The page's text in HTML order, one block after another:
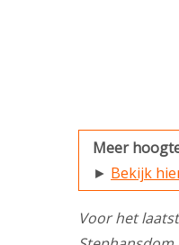
Meer
► Bekijk
Voor het